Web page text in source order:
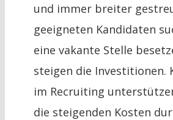
und immer breiter
geeigneten Kandidaten
eine vakante Stelle
steigen die Investitionen.
im Recruiting
die steigenden Kosten